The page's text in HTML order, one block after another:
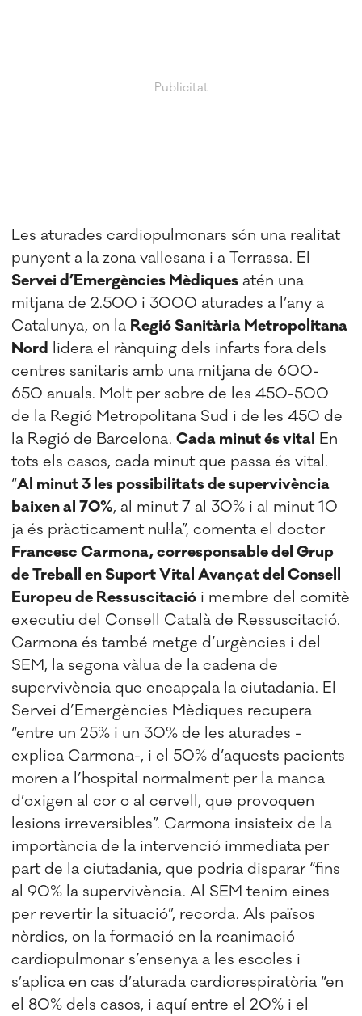
Les aturades cardiopulmonars són una realitat
punyent a la zona vallesana i a Terrassa. El
Servei d’Emergències Mèdiques atén una
mitjana de 2.500 i 3000 aturades a l’any a
Catalunya, on la Regió Sanitària Metropolitana
Nord lidera el rànquing dels infarts fora dels
centres sanitaris amb una mitjana de 600-
650 anuals. Molt per sobre de les 450-500
de la Regió Metropolitana Sud i de les 450 de
la Regió de Barcelona.Cada minut és vital En
tots els casos, cada minut que passa és vital.
“Al minut 3 les possibilitats de supervivència
baixen al 70%, al minut 7 al 30% i al minut 10
ja és pràcticament nul·la”, comenta el doctor
Francesc Carmona, corresponsable del Grup
de Treball en Suport Vital Avançat del Consell
Europeu de Ressuscitació i membre del comitè
executiu del Consell Català de Ressuscitació.
Carmona és també metge d’urgències i del
SEM, la segona vàlua de la cadena de
supervivència que encapçala la ciutadania. El
Servei d’Emergències Mèdiques recupera
“entre un 25% i un 30% de les aturades -
explica Carmona-, i el 50% d’aquests pacients
moren a l’hospital normalment per la manca
d’oxigen al cor o al cervell, que provoquen
lesions irreversibles”. Carmona insisteix de la
importància de la intervenció immediata per
part de la ciutadania, que podria disparar “fins
al 90% la supervivència. Al SEM tenim eines
per revertir la situació”, recorda. Als països
nòrdics, on la formació en la reanimació
cardiopulmonar s’ensenya a les escoles i
s’aplica en cas d’aturada cardiorespiratòria “en
el 80% dels casos, i aquí entre el 20% i el